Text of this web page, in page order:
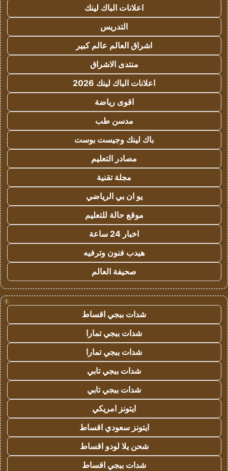
اعلانات الباك لينك
التدريس
اشراق العالم عالم كبير
منتدى الاشراق
اعلانات الباك لينك 2026
اقوى رياضة
مدسن طب
باك لينك وجيست بوست
مصادر التعليم
مجلة تقنية
يو ان بي الرياضي
موقع حالة للتعليم
اخبار 24 ساعة
هيدب فنون وترفيه
صحيفة العالم
!
شدات ببجي اقساط
شدات ببجي تمارا
شدات ببجي تمارا
شدات ببجي تابي
شدات ببجي تابي
ايتونز امريكي
ايتونز سعودي اقساط
شحن يلا لودو اقساط
شدات ببجي اقساط